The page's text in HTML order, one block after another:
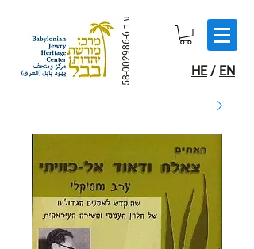
ע.ר
58-002986-6 HE/ EN